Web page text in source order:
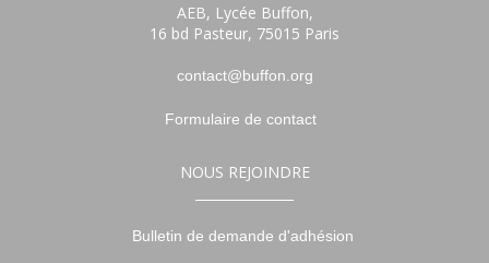
AEB, Lycée Buffon,
16 bd Pasteur, 75015 Paris
contact@buffon.org
Formulaire de contact
NOUS REJOINDRE
Bulletin de demande d'adhésion